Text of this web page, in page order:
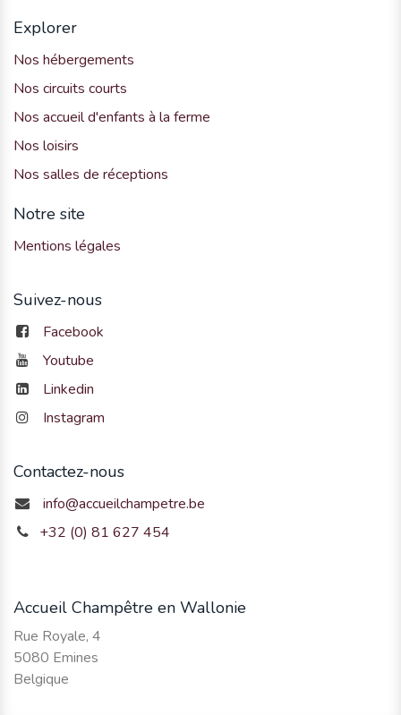
Explorer
Nos hébergements
Nos circuits courts
Nos accueil d'enfants à la ferme
Nos loisirs
Nos salles de réceptions
Notre site
Mentions légales
Suivez-nous
Facebook
Youtube
Linkedin
Instagram
Contactez-nous
info@accueilchampetre.be
+32 (0) 81 627 454
Accueil Champêtre en Wallonie
Rue Royale, 4
5080 Emines
Belgique